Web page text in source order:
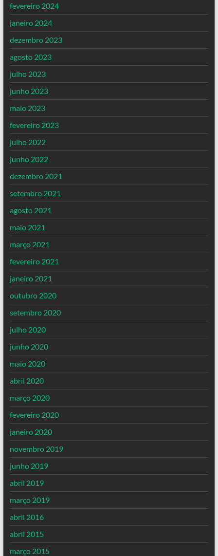
fevereiro 2024
janeiro 2024
dezembro 2023
agosto 2023
julho 2023
junho 2023
maio 2023
fevereiro 2023
julho 2022
junho 2022
dezembro 2021
setembro 2021
agosto 2021
maio 2021
março 2021
fevereiro 2021
janeiro 2021
outubro 2020
setembro 2020
julho 2020
junho 2020
maio 2020
abril 2020
março 2020
fevereiro 2020
janeiro 2020
novembro 2019
junho 2019
abril 2019
março 2019
abril 2016
abril 2015
março 2015